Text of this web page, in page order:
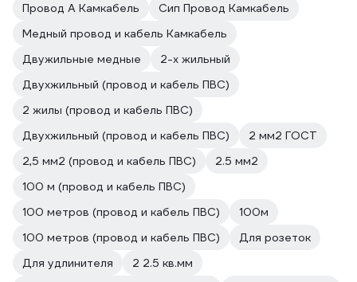
Провод А Камкабель
Сип Провод Камкабель
Медный провод и кабель Камкабель
Двужильные медные
2-х жильный
Двухжильный (провод и кабель ПВС)
2 жилы (провод и кабель ПВС)
Двухжильный (провод и кабель ПВС)
2 мм2 ГОСТ
2,5 мм2 (провод и кабель ПВС)
2.5 мм2
100 м (провод и кабель ПВС)
100 метров (провод и кабель ПВС)
100м
100 метров (провод и кабель ПВС)
Для розеток
Для удлинителя
2 2.5 кв.мм